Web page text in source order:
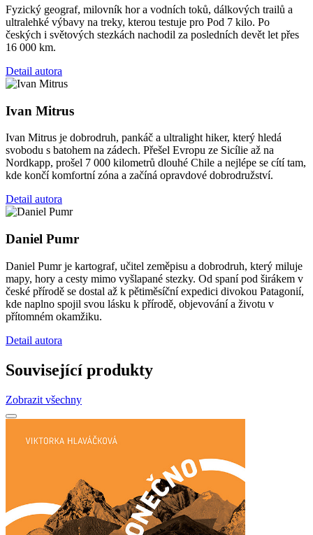
Fyzický geograf, milovník hor a vodních toků, dálkových trailů a
ultralehké výbavy na treky, kterou testuje pro Pod 7 kilo. Po
českých i světových stezkách nachodil za posledních devět let přes
16 000 km.
Detail autora
Ivan Mitrus
Ivan Mitrus je dobrodruh, pankáč a ultralight hiker, který hledá
svobodu s batohem na zádech. Přešel Evropu ze Sicílie až na
Nordkapp, prošel 7 000 kilometrů dlouhé Chile a nejlépe se cítí tam,
kde končí komfortní zóna a začíná opravdové dobrodružství.
Detail autora
Daniel Pumr
Daniel Pumr je kartograf, učitel zeměpisu a dobrodruh, který miluje
mapy, hory a cesty mimo vyšlapané stezky. Od spaní pod širákem v
české přírodě se dostal až k pětiměsíční expedici divokou Patagonií,
kde naplno spojil svou lásku k přírodě, objevování a životu v
přítomném okamžiku.
Detail autora
Související produkty
Zobrazit všechny